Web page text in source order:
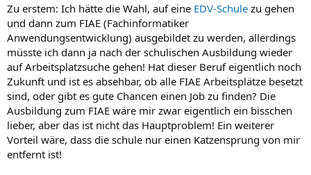
Zu erstem: Ich hätte die Wahl, auf eine EDV-Schule zu gehen
und dann zum FIAE (Fachinformatiker
Anwendungsentwicklung) ausgebildet zu werden, allerdings
müsste ich dann ja nach der schulischen Ausbildung wieder
auf Arbeitsplatzsuche gehen! Hat dieser Beruf eigentlich noch
Zukunft und ist es absehbar, ob alle FIAE Arbeitsplätze besetzt
sind, oder gibt es gute Chancen einen Job zu finden? Die
Ausbildung zum FIAE wäre mir zwar eigentlich ein bisschen
lieber, aber das ist nicht das Hauptproblem! Ein weiterer
Vorteil wäre, dass die schule nur einen Katzensprung von mir
entfernt ist!